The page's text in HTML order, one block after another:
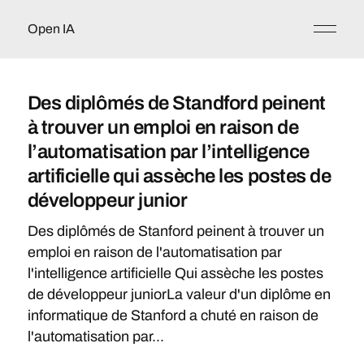
Open IA
Des diplômés de Standford peinent
à trouver un emploi en raison de
l’automatisation par l’intelligence
artificielle qui assèche les postes de
développeur junior
Des diplômés de Stanford peinent à trouver un
emploi en raison de l'automatisation par
l'intelligence artificielle Qui assèche les postes
de développeur juniorLa valeur d'un diplôme en
informatique de Stanford a chuté en raison de
l'automatisation par...